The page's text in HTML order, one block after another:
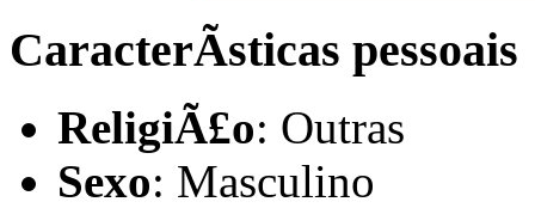
CaracterÃ­sticas pessoais
ReligiÃ£o: Outras
Sexo: Masculino